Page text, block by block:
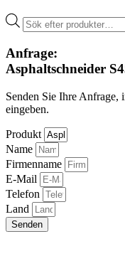
Products
search
Anfrage:
Asphaltschneider
Senden Sie Ihre Anfrage,
eingeben.
Produkt
Name
Firmenname
E-Mail
Telefon
Land
Senden